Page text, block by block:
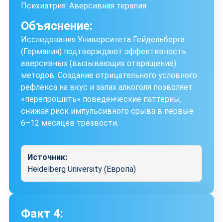
Психиатрия: Аверсивная терапия
Объяснение:
Исследования Университета Гейдельберга
(Германия) подтверждают эффективность
аверсивных (вызывающих отвращение)
методов. Создание отрицательного условного
рефлекса на вкус и запах алкоголя позволяет
«перепрошить» поведенческие паттерны,
снижая риск импульсивного срыва в первые
6–12 месяцев трезвости.
Источник:
Heidelberg University (Европа)
Факт 4: